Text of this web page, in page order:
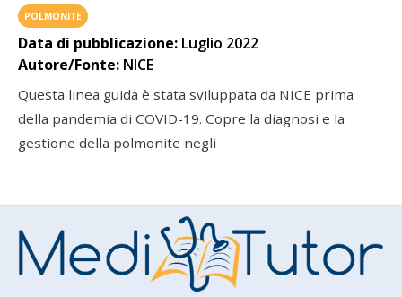
POLMONITE
Data di pubblicazione: Luglio 2022
Autore/Fonte: NICE
Questa linea guida è stata sviluppata da NICE prima
della pandemia di COVID-19. Copre la diagnosi e la
gestione della polmonite negli